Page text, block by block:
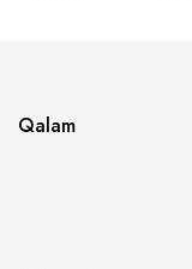
Qalam